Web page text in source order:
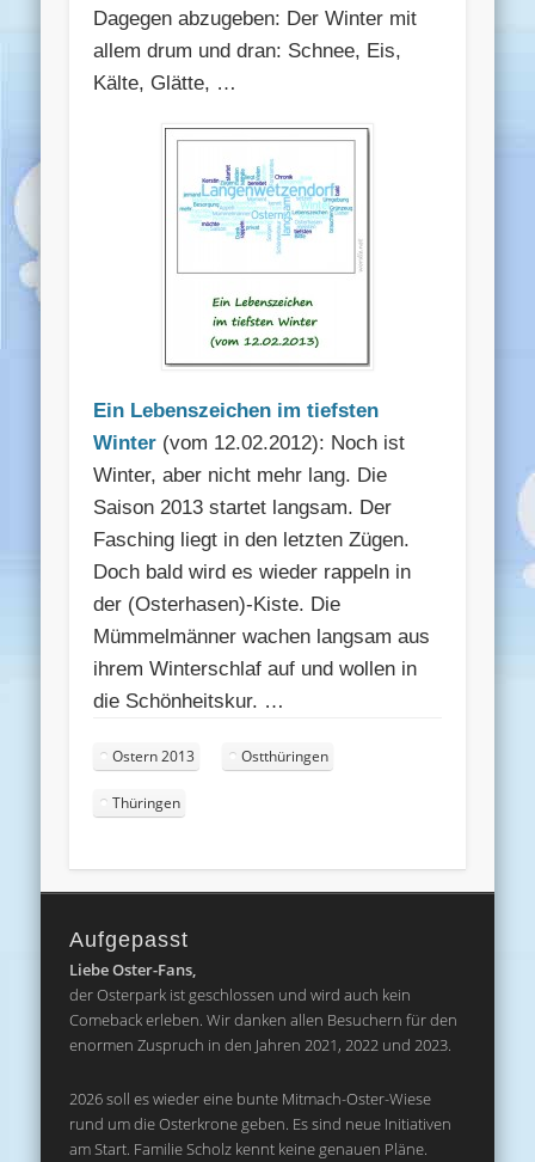
Dagegen abzugeben: Der Winter mit
allem drum und dran: Schnee, Eis,
Kälte, Glätte, …
Ein Lebenszeichen im tiefsten
Winter (vom 12.02.2012): Noch ist
Winter, aber nicht mehr lang. Die
Saison 2013 startet langsam. Der
Fasching liegt in den letzten Zügen.
Doch bald wird es wieder rappeln in
der (Osterhasen)-Kiste. Die
Mümmelmänner wachen langsam aus
ihrem Winterschlaf auf und wollen in
die Schönheitskur. …
Ostern 2013 Ostthüringen
Thüringen
Aufgepasst
Liebe Oster-Fans,
der Osterpark ist geschlossen und wird auch kein
Comeback erleben. Wir danken allen Besuchern für den
enormen Zuspruch in den Jahren 2021, 2022 und 2023.
2026 soll es wieder eine bunte Mitmach-Oster-Wiese
rund um die Osterkrone geben. Es sind neue Initiativen
am Start. Familie Scholz kennt keine genauen Pläne.